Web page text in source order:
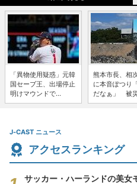
「異物使用疑惑」元韓
国セーブ王、出場停止
明けマウンドで...
熊本市長、相
に本音ぽつり
だなぁ」 被
J-CAST ニュース
アクセスランキング
サッカー・ハーランドの美女